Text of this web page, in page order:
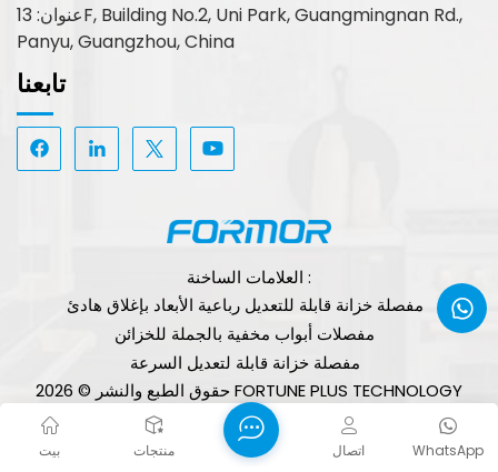
عنوان: 13F, Building No.2, Uni Park, Guangmingnan Rd.,
Panyu, Guangzhou, China
تابعنا
العلامات الساخنة :
مفصلة خزانة قابلة للتعديل رباعية الأبعاد بإغلاق هادئ
مفصلات أبواب مخفية بالجملة للخزائن
مفصلة خزانة قابلة لتعديل السرعة
حقوق الطبع والنشر © 2026 FORTUNE PLUS TECHNOLOGY
(GUANGZHOU) LIMITED. جميع الحقوق محفوظة.
الشبكة
المدعومة
مدونة XML سياسة الخصوصية خريطة الموقع بيت منتجات WhatsApp اتصال